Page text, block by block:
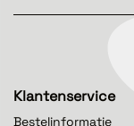
Klantenservice
Bestelinformatie